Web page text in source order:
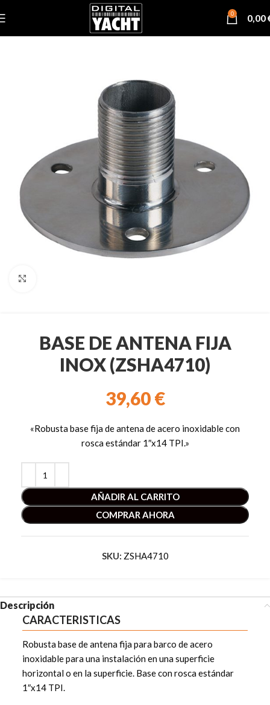
0 0,00
BASE DE ANTENA FIJA
INOX (ZSHA4710)
39,60€
«Robusta base fija de antena de acero inoxidable con
rosca estándar 1″x14 TPI.»
AÑADIR AL CARRITO
COMPRAR AHORA
SKU: ZSHA4710
Descripción
CARACTERISTICAS
Robusta base de antena fija para barco de acero
inoxidable para una instalación en una superficie
horizontal o en la superficie. Base con rosca estándar
1″x14 TPI.